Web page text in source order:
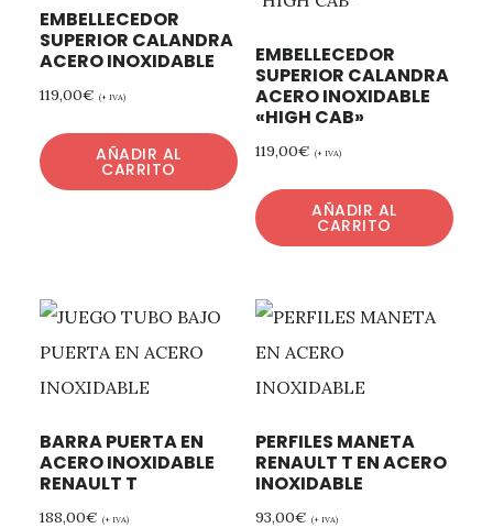
EMBELLECEDOR
SUPERIOR CALANDRA
ACERO INOXIDABLE
119,00€ (+ IVA)
AÑADIR AL
CARRITO
EMBELLECEDOR
SUPERIOR CALANDRA
ACERO INOXIDABLE
«HIGH CAB»
119,00€ (+ IVA)
AÑADIR AL
CARRITO
BARRA PUERTA EN
ACERO INOXIDABLE
RENAULT T
188,00€ (+ IVA)
PERFILES MANETA
RENAULT T EN ACERO
INOXIDABLE
93,00€ (+ IVA)